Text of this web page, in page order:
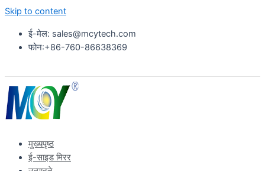
Skip to content
ई-मेल: sales@mcytech.com
फोन:+86-760-86638369
मुख्यपृष्ठ
ई-साइड मिरर